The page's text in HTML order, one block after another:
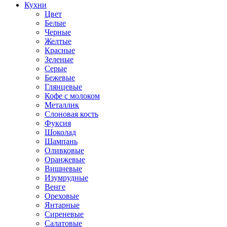
Кухни
Цвет
Белые
Черные
Желтые
Красные
Зеленые
Серые
Бежевые
Глянцевые
Кофе с молоком
Металлик
Слоновая кость
Фуксия
Шоколад
Шампань
Оливковые
Оранжевые
Вишневые
Изумрудные
Венге
Ореховые
Янтарные
Сиреневые
Салатовые